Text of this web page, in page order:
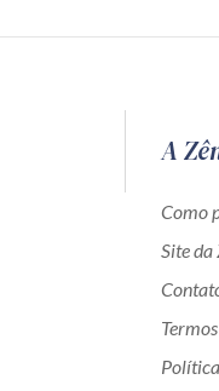
A
Como
Site da